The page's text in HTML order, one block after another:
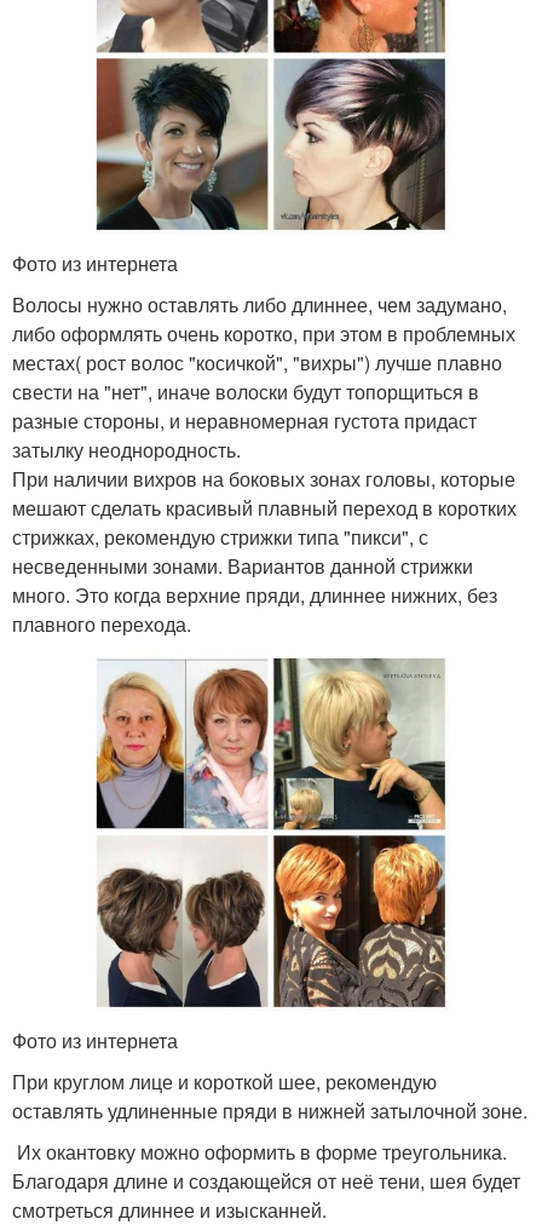
Фото из интернета
Волосы нужно оставлять либо длиннее, чем задумано,
либо оформлять очень коротко, при этом в проблемных
местах( рост волос "косичкой", "вихры") лучше плавно
свести на "нет", иначе волоски будут топорщиться в
разные стороны, и неравномерная густота придаст
затылку неоднородность.
При наличии вихров на боковых зонах головы, которые
мешают сделать красивый плавный переход в коротких
стрижках, рекомендую стрижки типа "пикси", с
несведенными зонами. Вариантов данной стрижки
много. Это когда верхние пряди, длиннее нижних, без
плавного перехода.
Фото из интернета
При круглом лице и короткой шее, рекомендую
оставлять удлиненные пряди в нижней затылочной зоне.
Их окантовку можно оформить в форме треугольника.
Благодаря длине и создающейся от неё тени, шея будет
смотреться длиннее и изысканней.